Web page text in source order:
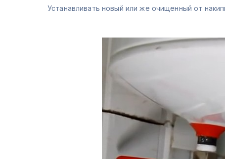
Устанавливать новый или же очищенный от